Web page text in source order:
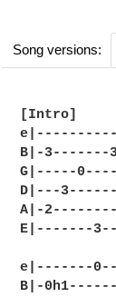
Song versions:
[Intro]
B|-
G|-----
D|---
A|-
E|-------
e|-------
B|-